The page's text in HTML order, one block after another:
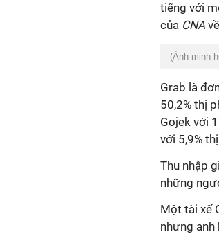
tiếng với
của CNA
(Ảnh minh
Grab là
50,2% thị
Gojek với
với 5,9%
Thu nhập
những
Một tài xế
nhưng anh